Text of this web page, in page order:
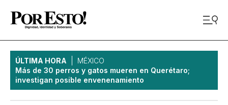
ÚLTIMA HORA
MÉXICO
Más de 30 perros y gatos mueren en Querétaro;
investigan posible envenenamiento